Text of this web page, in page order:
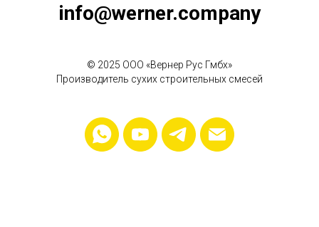
info@werner.company
© 2025 OOO «Вернер Рус Гмбх»
Производитель сухих строительных смесей